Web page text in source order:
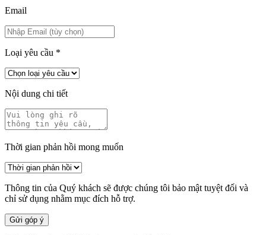
Email
Loại yêu cầu *
Nội dung chi tiết
Thời gian phản hồi mong muốn
Thông tin của Quý khách sẽ được chúng tôi bảo mật tuyệt đối và
chỉ sử dụng nhằm mục đích hỗ trợ.
Gửi góp ý